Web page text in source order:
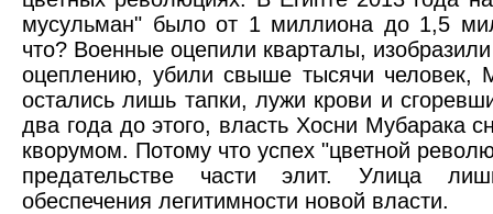
мусульман" было от 1 миллиона до 1,5
что? Военные оцепили кварталы,
оцеплению, убили свыше тысячи человек,
остались лишь тапки, лужи крови и
два года до этого, власть Хосни Мубарака
кворумом. Потому что успех "цветной
предательстве части элит. Улица
обеспечения легитимности новой власти.